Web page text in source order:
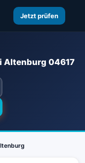
Jetzt prüfen
Altenburg 04617